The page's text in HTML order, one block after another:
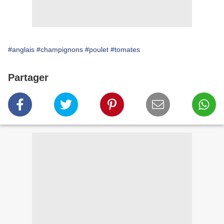
#anglais #champignons #poulet #tomates
Partager